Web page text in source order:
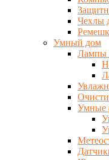
Чехлы
Умный дом
Лампы
Умные